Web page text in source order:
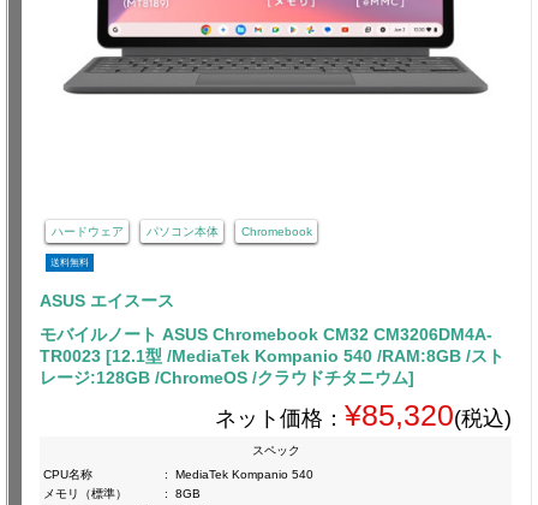
ハードウェア パソコン本体 Chromebook
送料無料
ASUS エイスース
モバイルノート ASUS Chromebook CM32 CM3206DM4A-
TR0023 [12.1型 /MediaTek Kompanio 540 /RAM:8GB /スト
レージ:128GB /ChromeOS /クラウドチタニウム]
ネット価格： ¥85,320(税込)
スペック
CPU名称
:
MediaTek Kompanio 540
メモリ（標準）
:
8GB